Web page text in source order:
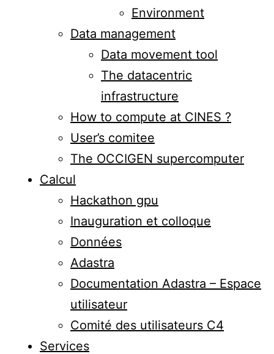
Environment
Data management
Data movement tool
The datacentric
infrastructure
How to compute at CINES ?
User’s comitee
The OCCIGEN supercomputer
Calcul
Hackathon gpu
Inauguration et colloque
Données
Adastra
Documentation Adastra – Espace
utilisateur
Comité des utilisateurs C4
Services